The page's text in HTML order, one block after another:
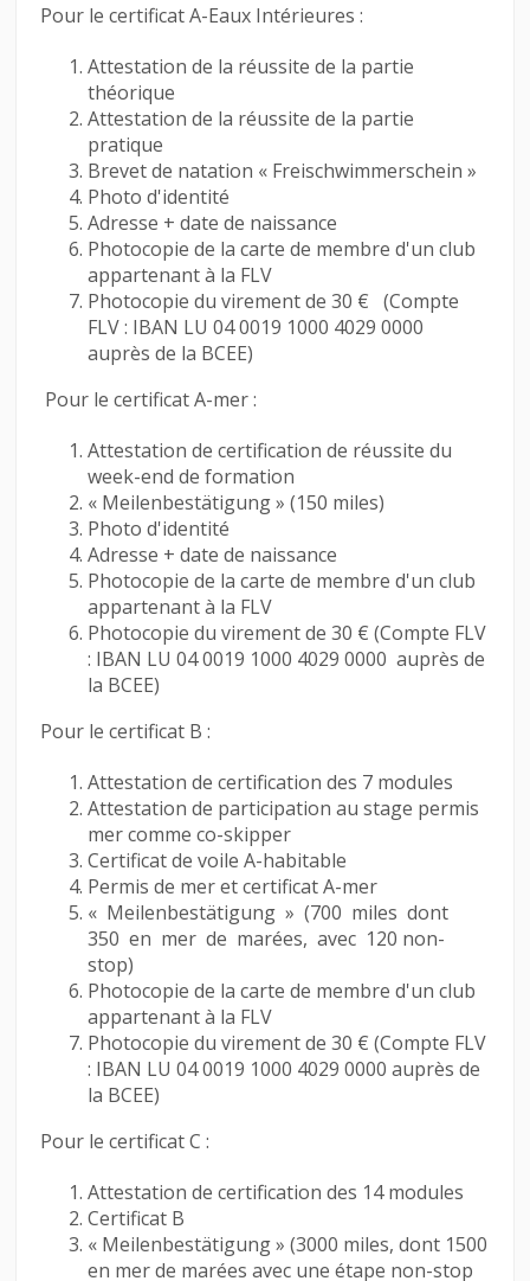
Pour le certificat A-Eaux Intérieures :
Attestation de la réussite de la partie
théorique
Attestation de la réussite de la partie
pratique
Brevet de natation « Freischwimmerschein »
Photo d'identité
Adresse + date de naissance
Photocopie de la carte de membre d'un club
appartenant à la FLV
Photocopie du virement de 30 € (Compte
FLV : IBAN LU 04 0019 1000 4029 0000
auprès de la BCEE)
Pour le certificat A-mer :
Attestation de certification de réussite du
week-end de formation
« Meilenbestätigung » (150 miles)
Photo d'identité
Adresse + date de naissance
Photocopie de la carte de membre d'un club
appartenant à la FLV
Photocopie du virement de 30 € (Compte FLV
: IBAN LU 04 0019 1000 4029 0000 auprès de
la BCEE)
Pour le certificat B :
Attestation de certification des 7 modules
Attestation de participation au stage permis
mer comme co-skipper
Certificat de voile A-habitable
Permis de mer et certificat A-mer
« Meilenbestätigung » (700 miles dont
350 en mer de marées, avec 120 non-
stop)
Photocopie de la carte de membre d'un club
appartenant à la FLV
Photocopie du virement de 30 € (Compte FLV
: IBAN LU 04 0019 1000 4029 0000 auprès de
la BCEE)
Pour le certificat C :
Attestation de certification des 14 modules
Certificat B
« Meilenbestätigung » (3000 miles, dont 1500
en mer de marées avec une étape non-stop